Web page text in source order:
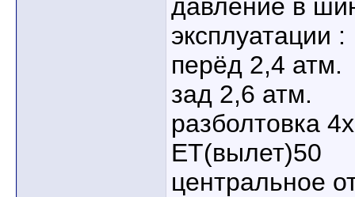
давление в
эксплуатации :
перёд 2,4 атм.
зад 2,6 атм.
разболтовка
ЕТ(вылет)50
центральное